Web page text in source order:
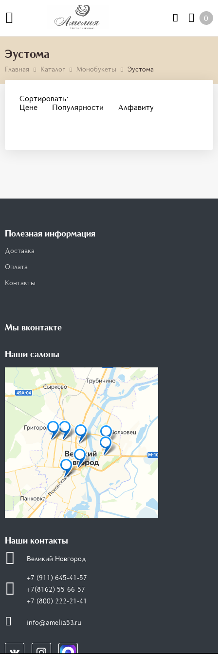
0
Эустома
Главная Каталог Монобукеты Эустома
Сортировать:
Цене
Популярности Алфавиту
Полезная информация
Доставка
Оплата
Контакты
Мы вконтакте
Наши салоны
Наши контакты
Великий Новгород
+7 (911) 645-41-57
+7(8162) 55-66-57
+7 (800) 222-21-41
info@amelia53.ru